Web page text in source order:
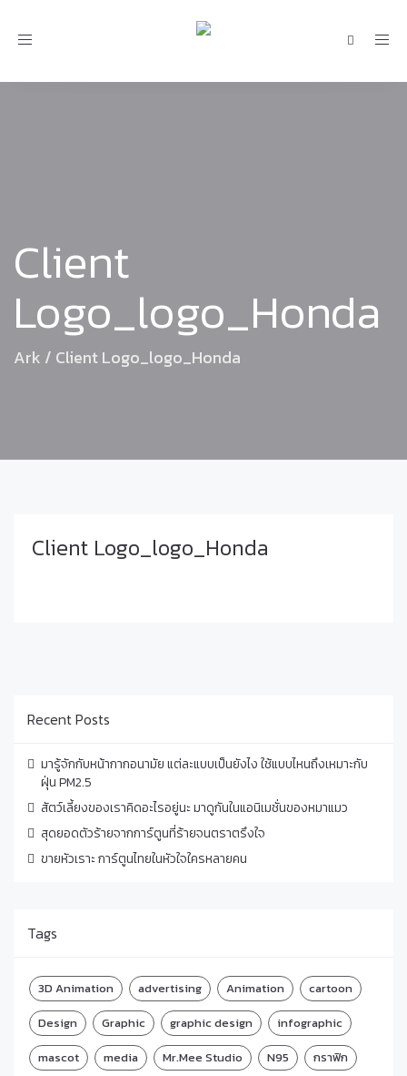
Toggle
Client
Logo_logo_Honda
Ark / Client Logo_logo_Honda
Client Logo_logo_Honda
Recent Posts
มารู้จักกับหน้ากากอนามัย แต่ละแบบเป็นยังไง ใช้แบบไหนถึงเหมาะกับ
ฝุ่น PM2.5
สัตว์เลี้ยงของเราคิดอะไรอยู่นะ มาดูกันในแอนิเมชั่นของหมาแมว
สุดยอดตัวร้ายจากการ์ตูนที่ร้ายจนตราตรึงใจ
ขายหัวเราะ การ์ตูนไทยในหัวใจใครหลายคน
Tags
3D Animation advertising Animation
cartoon
Design
Graphic graphic design
infographic
mascot
media Mr.Mee Studio N95
กราฟิก